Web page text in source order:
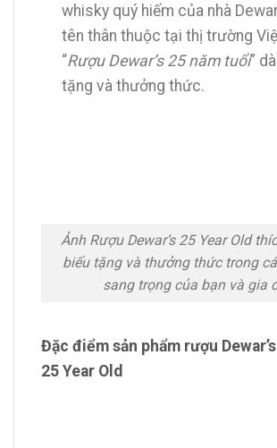
whisky quý hiếm của nhà
tên thân thuộc tại thị trường
“Rượu Dewar’s 25 năm tuổi”
tặng và thưởng thức.
Ảnh Rượu Dewar’s 25 Year Old
biếu tặng và thưởng thức trong
sang trọng của bạn và gia
Đặc điểm sản phẩm rượu
25 Year Old